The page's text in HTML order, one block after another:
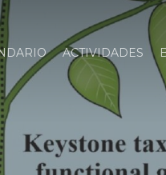
ACTIVIDADES